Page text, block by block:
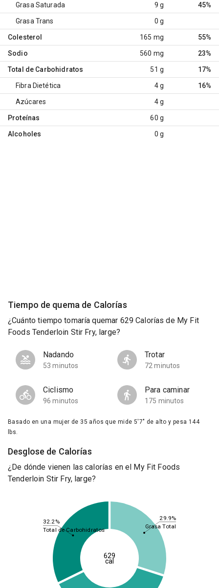
Grasa Saturada 9 g 45%
Grasa Trans 0 g
Colesterol 165 mg 55%
Sodio 560 mg 23%
Total de Carbohidratos 51 g 17%
Fibra Dietética 4 g 16%
Azúcares 4 g
Proteínas 60 g
Alcoholes 0 g
Tiempo de quema de Calorías
¿Cuánto tiempo tomaría quemar 629 Calorías de My Fit
Foods Tenderloin Stir Fry, large?
Nadando
53 minutos
Trotar
72 minutos
Ciclismo
96 minutos
Para caminar
175 minutos
Basado en una mujer de 35 años que mide 5'7" de alto y pesa 144
lbs.
Desglose de Calorías
¿De dónde vienen las calorías en el My Fit Foods
Tenderloin Stir Fry, large?
29.9%
32.2%
Grasa Total
Total de Carbohidratos
629
cal